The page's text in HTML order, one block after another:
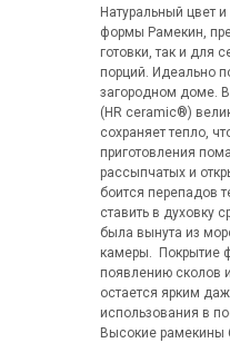
Натуральный цвет
формы Рамекин,
готовки, так и для
порций. Идеально
загородном доме.
(HR ceramic®)
сохраняет тепло,
приготовления
рассыпчатых и
боится перепадов
ставить в духовку
была вынута из
камеры. Покрытие
появлению сколов
остается ярким
использования в
Высокие рамекины